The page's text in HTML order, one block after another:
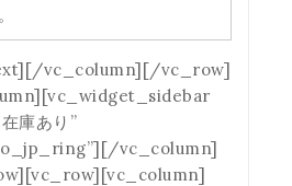
vc_column][/vc_row]
庫あり”
vc_column]